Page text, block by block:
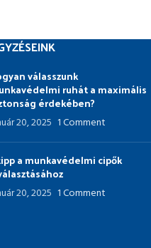
válasszunk
ruhát a maximális
érdekében?
20, 2025 1 Comment
a munkavédelmi cipők
20, 2025 1 Comment